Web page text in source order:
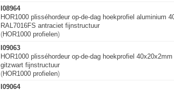
I08964
HOR1000 plisséhordeur op-de-dag hoekprofiel aluminium
RAL7016FS antraciet fijnstructuur
(HOR1000 profielen)
I09063
HOR1000 plisséhordeur op-de-dag hoekprofiel
gitzwart fijnstructuur
(HOR1000 profielen)
I09064